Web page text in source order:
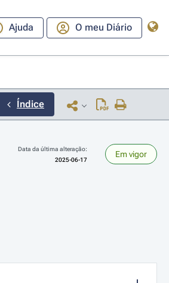
Ajuda O meu Diário
Índice
Data da última alteração:
2025-06-17
Em vigor